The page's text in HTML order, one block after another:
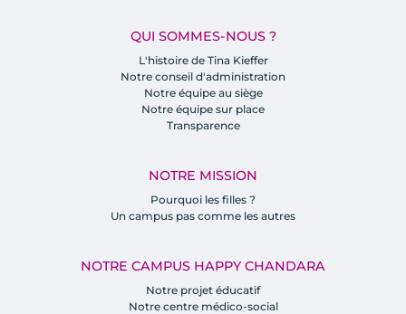
QUI SOMMES-NOUS ?
L'histoire de Tina Kieffer
Notre conseil d'administration
Notre équipe au siège
Notre équipe sur place
Transparence
NOTRE MISSION
Pourquoi les filles ?
Un campus pas comme les autres
NOTRE CAMPUS HAPPY CHANDARA
Notre projet éducatif
Notre centre médico-social